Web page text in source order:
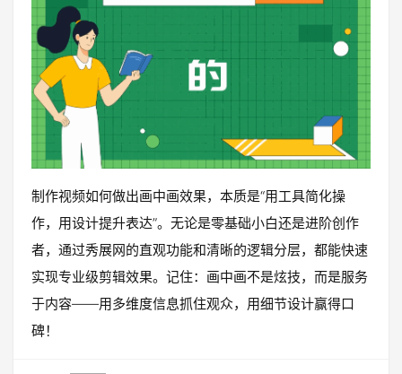
制作视频如何做出画中画效果，本质是“用工具简化操
作，用设计提升表达”。无论是零基础小白还是进阶创作
者，通过秀展网的直观功能和清晰的逻辑分层，都能快速
实现专业级剪辑效果。记住：画中画不是炫技，而是服务
于内容——用多维度信息抓住观众，用细节设计赢得口
碑！